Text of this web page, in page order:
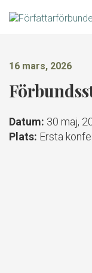
till
16 mars, 2026
Datum: 30 maj,
Plats: Ersta